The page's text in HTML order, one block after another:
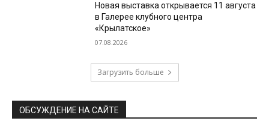
Новая выставка открывается 11 августа
в Галерее клубного центра
«Крылатское»
07.08.2026
Загрузить больше
ОБСУЖДЕНИЕ НА САЙТЕ